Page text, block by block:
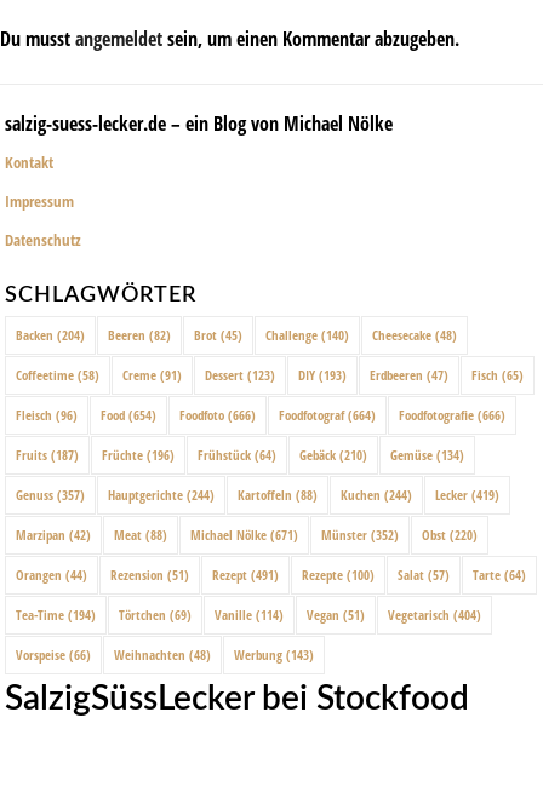
Du musstangemeldetsein, um einen Kommentar abzugeben.
salzig-suess-lecker.de – ein Blog von Michael Nölke
Kontakt
Impressum
Datenschutz
SCHLAGWÖRTER
Backen (204) Beeren (82) Brot (45) Challenge (140) Cheesecake (48)
Coffeetime (58) Creme (91) Dessert (123) DIY (193) Erdbeeren (47) Fisch (65)
Fleisch (96) Food (654) Foodfoto (666) Foodfotograf(664) Foodfotografie (666)
Fruits (187) Früchte (196) Frühstück (64) Gebäck (210) Gemüse (134)
Genuss (357) Hauptgerichte (244) Kartoffeln (88) Kuchen (244) Lecker (419)
Marzipan (42) Meat (88) Michael Nölke (671) Münster (352) Obst (220)
Orangen (44) Rezension (51) Rezept (491) Rezepte (100) Salat (57) Tarte (64)
Tea-Time (194) Törtchen (69) Vanille (114) Vegan (51) Vegetarisch (404)
Vorspeise (66) Weihnachten (48) Werbung (143)
SalzigSüssLecker bei Stockfood